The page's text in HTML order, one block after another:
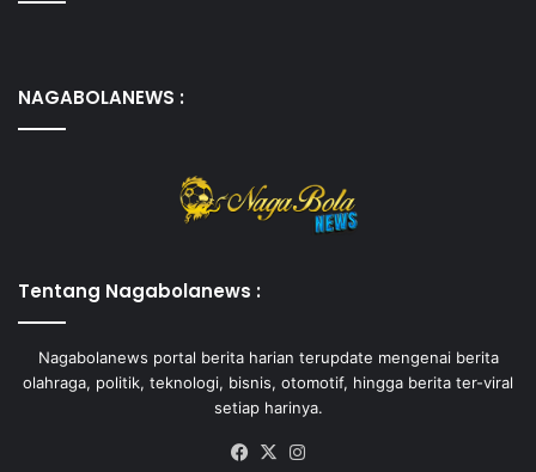
NAGABOLANEWS :
Tentang Nagabolanews :
Nagabolanews portal berita harian terupdate mengenai berita
olahraga, politik, teknologi, bisnis, otomotif, hingga berita ter-viral
setiap harinya.
Facebook
X